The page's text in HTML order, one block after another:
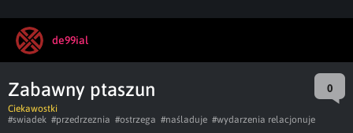
de99ial
Zabawny ptaszun 0
Ciekawostki
#swiadek #przedrzeznia #ostrzega #naśladuje #wydarzenia relacjonuje